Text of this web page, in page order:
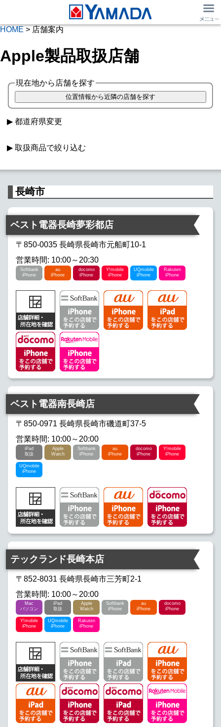
HOME > 店舗案内
Apple製品取扱店舗
現在地から店舗を探す
都道府県変更
取扱商品で絞り込む
Apple Watch
Softbank iPhone au iPhone
docomo iPhone Y!mobile iPhone
UQmobile iPhone Rakuten iPhone
長崎市
ベスト電器長崎夢彩都店
〒850-0035 長崎県長崎市元船町10-1
営業時間: 10:00～20:30
Softbank
iPhone
au
iPhone
docomo
iPhone
Y!mobile
iPhone
UQmobile
iPhone
Rakuten
iPhone
ベスト電器南長崎店
〒850-0971 長崎県長崎市磯道町37-5
営業時間: 10:00～20:00
iPad
取扱
Apple
Watch
Softbank
iPhone
au
iPhone
docomo
iPhone
Y!mobile
iPhone
UQmobile
iPhone
テックランド長崎本店
〒852-8031 長崎県長崎市三芳町2-1
営業時間: 10:00～20:00
Mac
パソコン
iPad
取扱
Apple
Watch
Softbank
iPhone
au
iPhone
docomo
iPhone
Y!mobile
iPhone
UQmobile
iPhone
Rakuten
iPhone